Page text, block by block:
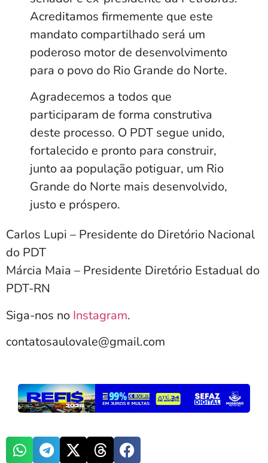
Acreditamos firmemente que este
mandato compartilhado será um
poderoso motor de desenvolvimento
para o povo do Rio Grande do Norte.
Agradecemos a todos que
participaram de forma construtiva
deste processo. O PDT segue unido,
fortalecido e pronto para construir,
junto aa população potiguar, um Rio
Grande do Norte mais desenvolvido,
justo e próspero.
Carlos Lupi – Presidente do Diretório Nacional
do PDT
Márcia Maia – Presidente Diretório Estadual do
PDT-RN
Siga-nos no Instagram.
contatosaulovale@gmail.com